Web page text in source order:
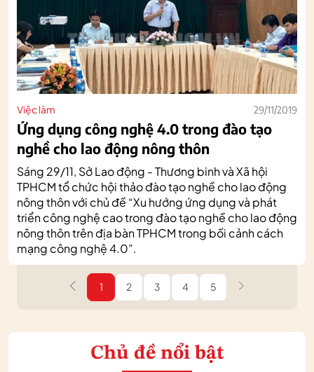
Việc làm 29/11/2019
Ứng dụng công nghệ 4.0 trong đào tạo
nghề cho lao động nông thôn
Sáng 29/11, Sở Lao động - Thương binh và Xã hội
TPHCM tổ chức hội thảo đào tạo nghề cho lao động
nông thôn với chủ đề “Xu hướng ứng dụng và phát
triển công nghệ cao trong đào tạo nghề cho lao động
nông thôn trên địa bàn TPHCM trong bối cảnh cách
mạng công nghệ 4.0”.
1 2 3 4 5
Chủ đề nổi bật